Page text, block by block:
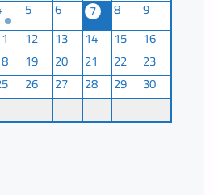
5 6 7 8
9
12 13 14 15
16
19 20 21 22
23
26 27 28 29
30